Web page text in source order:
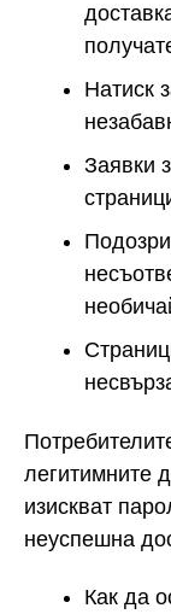
Натиск
Заявки
легитимните
изискват
неуспешна
Как да